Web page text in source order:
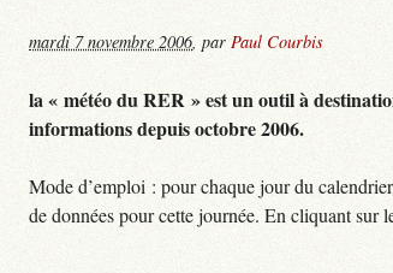
mardi 7 novembre 2006, par Paul Courbis
la « météo du RER » est un outil à
informations depuis octobre 2006.
Mode d’emploi : pour chaque jour du
de données pour cette journée. En cliquant sur